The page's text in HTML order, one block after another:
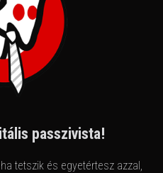
passzivista!
tetszik és egyetértesz azzal,